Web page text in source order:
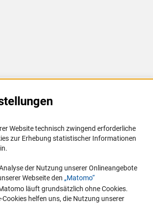
für Menschen mit Behinderungen
Website technisch zwingend erforderliche
zur Erhebung statistischer Informationen
der Nutzung unserer Onlineangebote
Webseite den „Matomo“
Link)
läuft grundsätzlich ohne Cookies.
helfen uns, die Nutzung unserer